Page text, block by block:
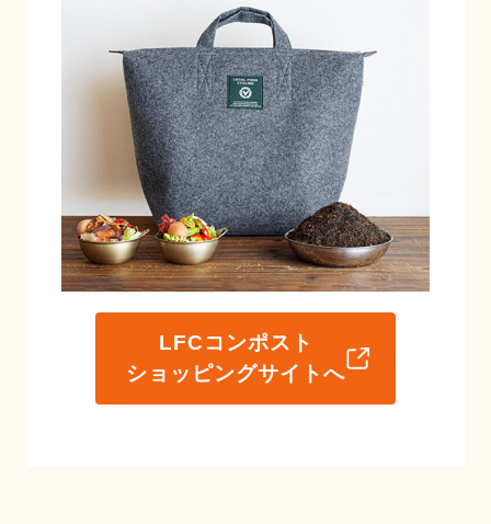
LFCコンポスト
ショッピングサイトへ